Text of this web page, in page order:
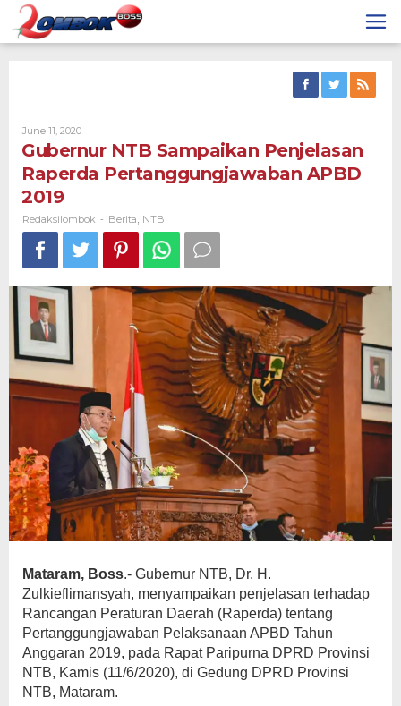
Skip
content
June 11, 2020By
Redaksilombok
Gubernur NTB Sampaikan Penjelasan
Raperda Pertanggungjawaban APBD
2019
Redaksilombok - Berita NTB
Mataram, Boss.- Gubernur NTB, Dr. H.
Zulkieflimansyah, menyampaikan penjelasan terhadap
Rancangan Peraturan Daerah (Raperda) tentang
Pertanggungjawaban Pelaksanaan APBD Tahun
Anggaran 2019, pada Rapat Paripurna DPRD Provinsi
NTB, Kamis (11/6/2020), di Gedung DPRD Provinsi
NTB, Mataram.